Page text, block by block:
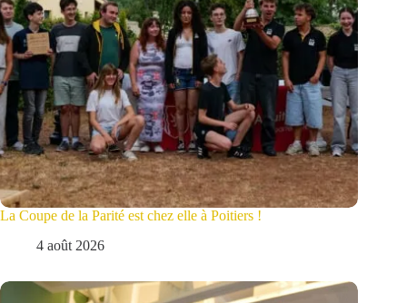
La Coupe de la Parité est chez elle à Poitiers !
4 août 2026